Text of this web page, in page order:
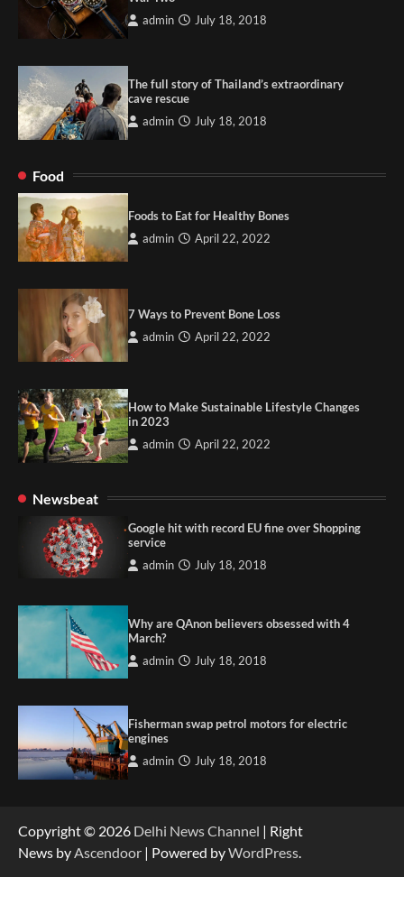
admin July 18, 2018
The full story of Thailand’s extraordinary
cave rescue
admin July 18, 2018
Food
Foods to Eat for Healthy Bones
admin April 22, 2022
7 Ways to Prevent Bone Loss
admin April 22, 2022
How to Make Sustainable Lifestyle Changes
in 2023
admin April 22, 2022
Newsbeat
Google hit with record EU fine over Shopping
service
admin July 18, 2018
Why are QAnon believers obsessed with 4
March?
admin July 18, 2018
Fisherman swap petrol motors for electric
engines
admin July 18, 2018
Copyright © 2026 Delhi News Channel | Right
News byAscendoor | Powered byWordPress.